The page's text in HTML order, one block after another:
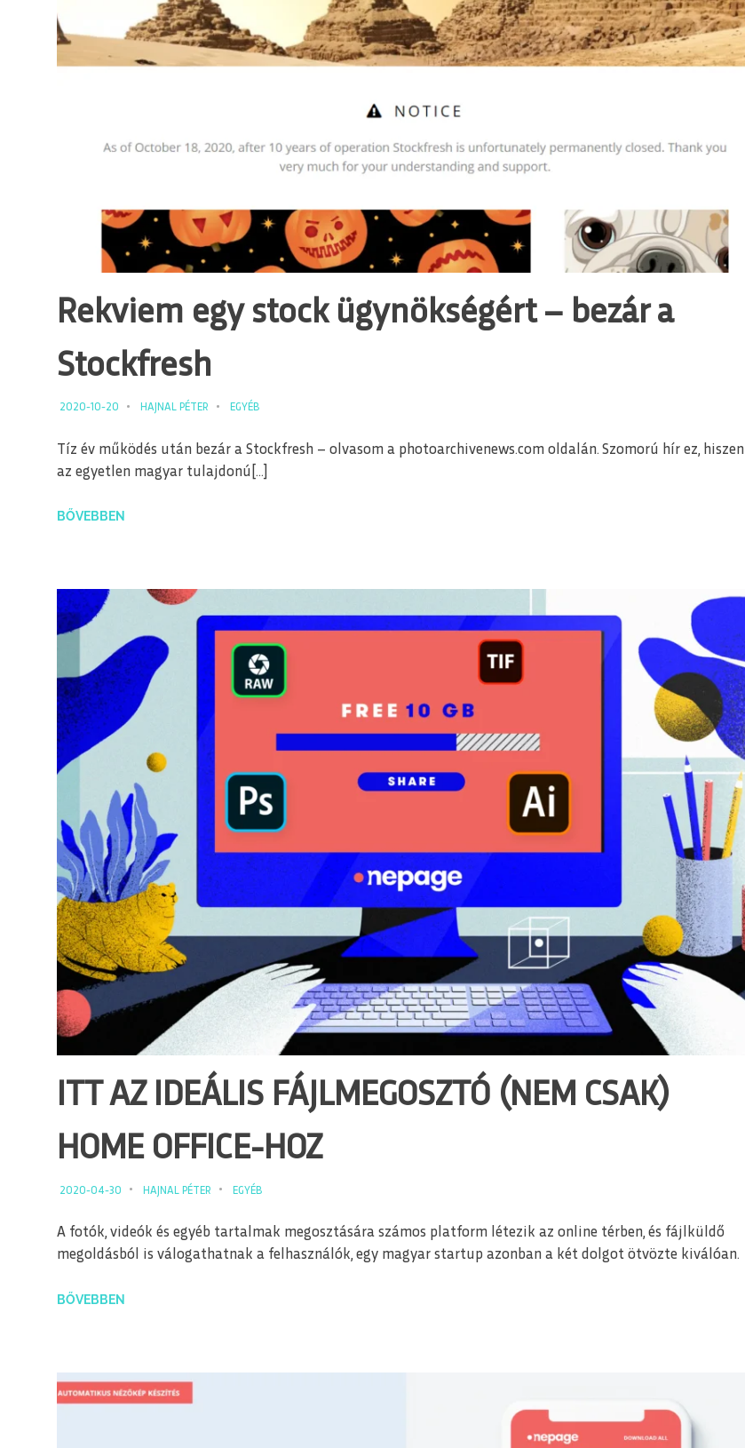
Rekviem egy stock ügynökségért – bezár a
Stockfresh
2020-10-20 HAJNAL PÉTER EGYÉB
Tíz év működés után bezár a Stockfresh – olvasom a photoarchivenews.com oldalán. Szomorú hír ez, hiszen
az egyetlen magyar tulajdonú[…]
BŐVEBBEN
ITT AZ IDEÁLIS FÁJLMEGOSZTÓ (NEM CSAK)
HOME OFFICE-HOZ
2020-04-30 HAJNAL PÉTER EGYÉB
A fotók, videók és egyéb tartalmak megosztására számos platform létezik az online térben, és fájlküldő
megoldásból is válogathatnak a felhasználók, egy magyar startup azonban a két dolgot ötvözte kiválóan.
BŐVEBBEN